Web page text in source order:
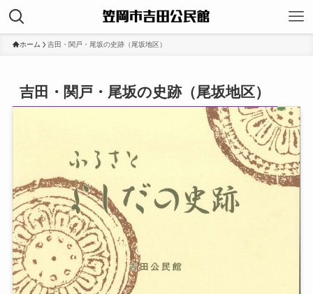
ホーム 吉田・関戸・尾坂の史跡（尾坂地区）
吉田・関戸・尾坂の史跡（尾坂地区）